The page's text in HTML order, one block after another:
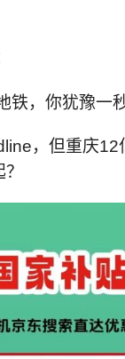
铁，你犹豫一
，但重庆12